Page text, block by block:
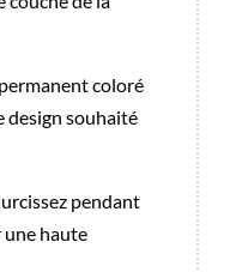
coloré
design souhaité
pendant
une haute